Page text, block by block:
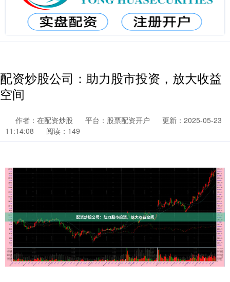
配资炒股公司：助力股市投资，放大收益
空间
作者：在配资炒股 平台：股票配资开户
更新：2025-05-23
11:14:08
阅读：149